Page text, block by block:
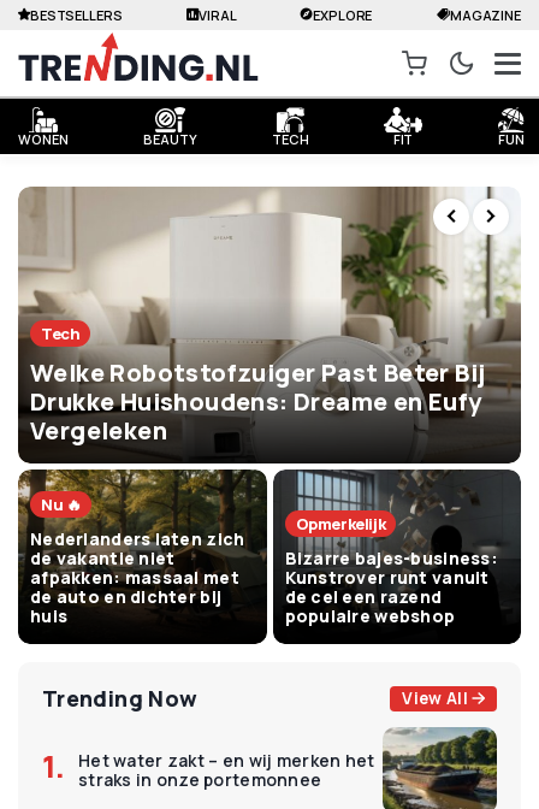
WONEN BEAUTY TECH FIT FUN
BESTSELLERS VIRAL EXPLORE MAGAZINE
Tech
Welke Robotstofzuiger Past Beter Bij
Drukke Huishoudens: Dreame en Eufy
Vergeleken
Nu 🔥
Nederlanders laten zich
de vakantie niet
afpakken: massaal met
de auto en dichter bij
huis
Opmerkelijk
Bizarre bajes-business:
Kunstrover runt vanuit
de cel een razend
populaire webshop
Trending Now View All
Het water zakt – en wij merken het
straks in onze portemonnee